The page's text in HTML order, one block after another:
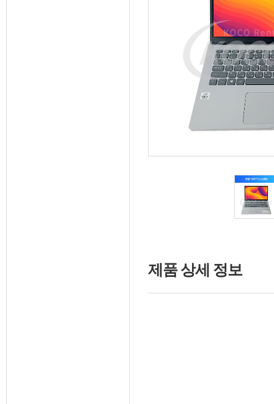
제품 상세 정보